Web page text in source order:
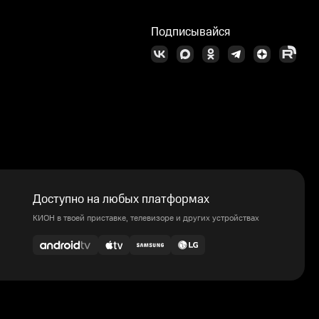
Подписывайся
Доступно на любых платформах
КИОН в твоей приставке, телевизоре и других устройствах